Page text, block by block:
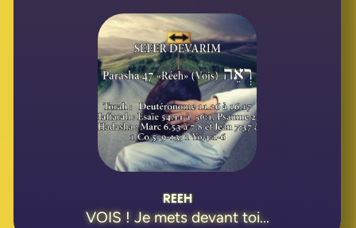
REEH
VOIS ! Je mets devant toi...